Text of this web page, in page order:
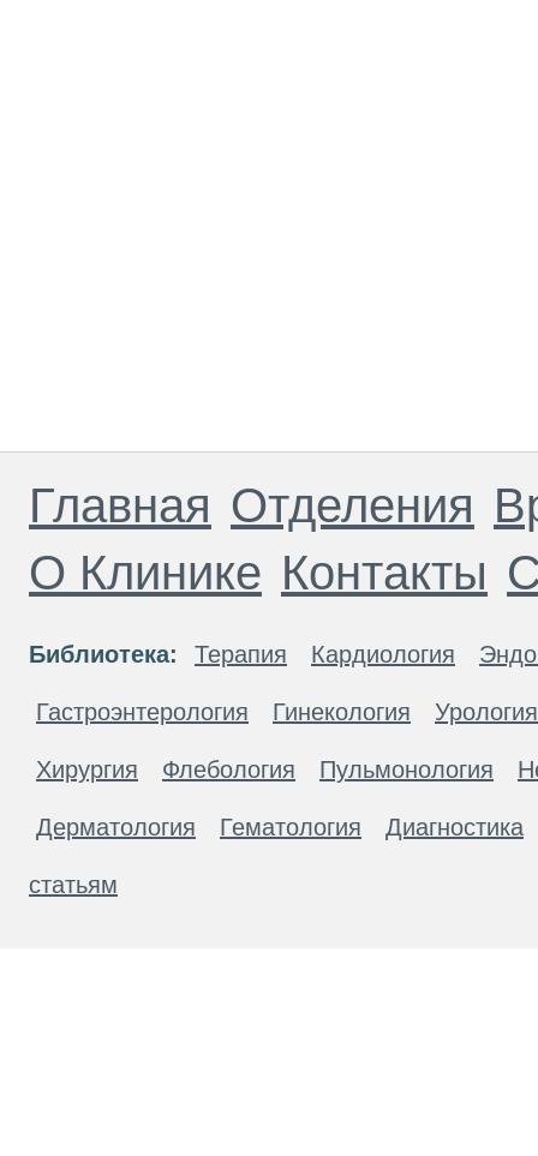
Главная Отделения
О Клинике Контакты
Библиотека: Терапия Кардиология
Гастроэнтерология Гинекология Урология
Хирургия Флебология Пульмонология
Дерматология Гематология Диагностика
статьям